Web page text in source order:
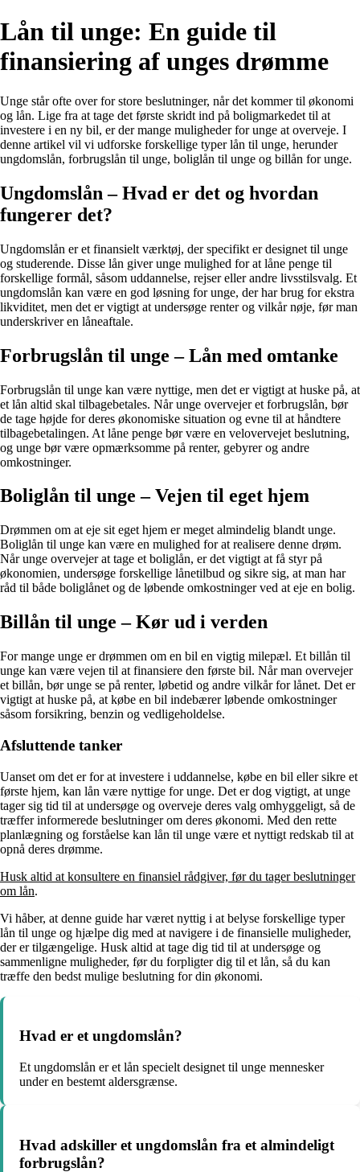
Lån til unge: En guide til
finansiering af unges drømme
Unge står ofte over for store beslutninger, når det kommer til økonomi
og lån. Lige fra at tage det første skridt ind på boligmarkedet til at
investere i en ny bil, er der mange muligheder for unge at overveje. I
denne artikel vil vi udforske forskellige typer lån til unge, herunder
ungdomslån, forbrugslån til unge, boliglån til unge og billån for unge.
Ungdomslån – Hvad er det og hvordan
fungerer det?
Ungdomslån er et finansielt værktøj, der specifikt er designet til unge
og studerende. Disse lån giver unge mulighed for at låne penge til
forskellige formål, såsom uddannelse, rejser eller andre livsstilsvalg. Et
ungdomslån kan være en god løsning for unge, der har brug for ekstra
likviditet, men det er vigtigt at undersøge renter og vilkår nøje, før man
underskriver en låneaftale.
Forbrugslån til unge – Lån med omtanke
Forbrugslån til unge kan være nyttige, men det er vigtigt at huske på, at
et lån altid skal tilbagebetales. Når unge overvejer et forbrugslån, bør
de tage højde for deres økonomiske situation og evne til at håndtere
tilbagebetalingen. At låne penge bør være en velovervejet beslutning,
og unge bør være opmærksomme på renter, gebyrer og andre
omkostninger.
Boliglån til unge – Vejen til eget hjem
Drømmen om at eje sit eget hjem er meget almindelig blandt unge.
Boliglån til unge kan være en mulighed for at realisere denne drøm.
Når unge overvejer at tage et boliglån, er det vigtigt at få styr på
økonomien, undersøge forskellige lånetilbud og sikre sig, at man har
råd til både boliglånet og de løbende omkostninger ved at eje en bolig.
Billån til unge – Kør ud i verden
For mange unge er drømmen om en bil en vigtig milepæl. Et billån til
unge kan være vejen til at finansiere den første bil. Når man overvejer
et billån, bør unge se på renter, løbetid og andre vilkår for lånet. Det er
vigtigt at huske på, at købe en bil indebærer løbende omkostninger
såsom forsikring, benzin og vedligeholdelse.
Afsluttende tanker
Uanset om det er for at investere i uddannelse, købe en bil eller sikre et
første hjem, kan lån være nyttige for unge. Det er dog vigtigt, at unge
tager sig tid til at undersøge og overveje deres valg omhyggeligt, så de
træffer informerede beslutninger om deres økonomi. Med den rette
planlægning og forståelse kan lån til unge være et nyttigt redskab til at
opnå deres drømme.
Husk altid at konsultere en finansiel rådgiver, før du tager beslutninger
om lån.
Vi håber, at denne guide har været nyttig i at belyse forskellige typer
lån til unge og hjælpe dig med at navigere i de finansielle muligheder,
der er tilgængelige. Husk altid at tage dig tid til at undersøge og
sammenligne muligheder, før du forpligter dig til et lån, så du kan
træffe den bedst mulige beslutning for din økonomi.
Hvad er et ungdomslån?
Et ungdomslån er et lån specielt designet til unge mennesker
under en bestemt aldersgrænse.
Hvad adskiller et ungdomslån fra et almindeligt
forbrugslån?